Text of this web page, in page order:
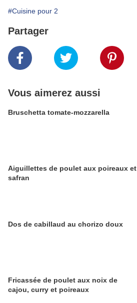
#Cuisine pour 2
Partager
Vous aimerez aussi
Bruschetta tomate-mozzarella
Aiguillettes de poulet aux poireaux et
safran
Dos de cabillaud au chorizo doux
Fricassée de poulet aux noix de
cajou, curry et poireaux